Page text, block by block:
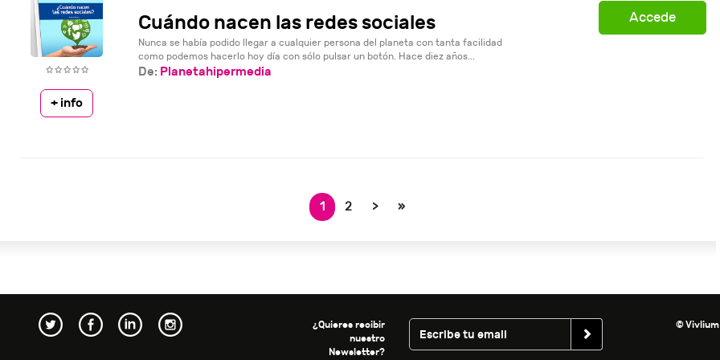
Cuándo nacen las redes sociales
Nunca se había podido llegar a cualquier persona del planeta con tanta facilidad
como podemos hacerlo hoy día con sólo pulsar un botón. Hace diez años...
Accede
+ info
De: Planetahipermedia
1 2 > »
¿Quieres recibir
nuestro
Newsletter?
© Vivlium